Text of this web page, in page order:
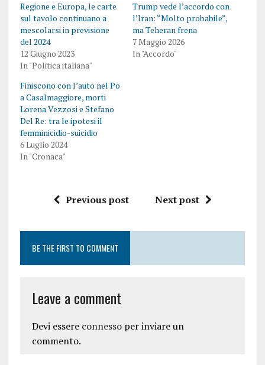
Regione e Europa, le carte
sul tavolo continuano a
mescolarsi in previsione
del 2024
12 Giugno 2023
In "Politica italiana"
Trump vede l’accordo con
l’Iran: “Molto probabile”,
ma Teheran frena
7 Maggio 2026
In "Accordo"
Finiscono con l’auto nel Po
a Casalmaggiore, morti
Lorena Vezzosi e Stefano
Del Re: tra le ipotesi il
femminicidio-suicidio
6 Luglio 2024
In "Cronaca"
Previous post Next post
BE THE FIRST TO COMMENT
Leave a comment
Devi essere connessoper inviare un
commento.